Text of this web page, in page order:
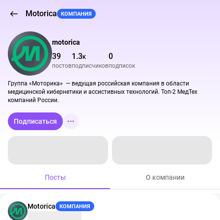
Motorica КОМПАНИЯ
motorica
39
постов
1.3K
подписчиков
0
подписок
Группа «Моторика»  — ведущая российская компания в области
медицинской кибернетики и ассистивных технологий. Топ-2 МедТех
компаний России.
Подписаться
Посты О компании
Motorica КОМПАНИЯ